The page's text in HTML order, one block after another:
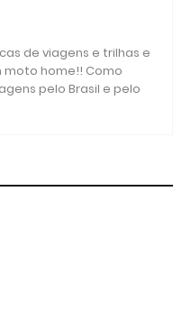
de viagens e trilhas e
moto home!! Como
pelo Brasil e pelo